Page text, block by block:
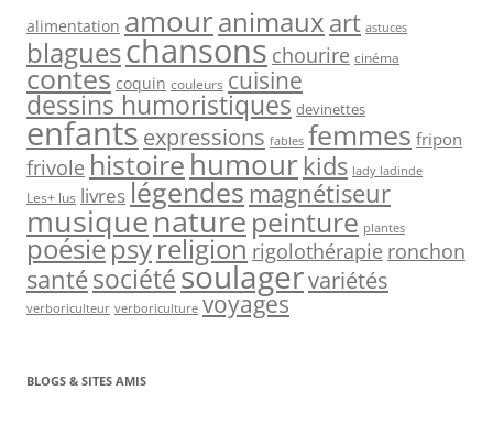
alimentation amouranimaux art astuces
blagueschansons chourire cinéma
contes coquin couleurs cuisine
dessins humoristiques devinettes
enfantsexpressions fables femmes fripon
frivole histoire humour kids lady ladinde
Les+ lus livreslégendes magnétiseur
musiquenature peinture plantes
poésiepsyreligion rigolothérapie ronchon
santésociétésoulagervariétés
verboriculteur verboriculture voyages
BLOGS & SITES AMIS